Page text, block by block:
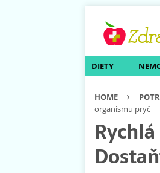
DIETY
HOME
organismu pryč